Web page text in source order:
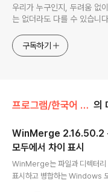
우리가 누구인지, 두려움 없
는 없더라도 다를 수 있습니
구독하기
프로그램/한국어 패치 의
WinMerge 2.16.50.2 -
모두에서 차이 표시
WinMerge는 파일과 디렉터리
표시하고 병합하는 Windows